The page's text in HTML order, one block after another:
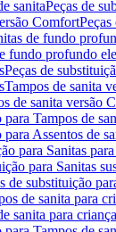
sanitaPeças de
Comfort
de fundo
fundo profundo
Peças de
Tampos de sanita
de sanita versão
Tampos de
Assentos de
para Sanitas
para Sanitas
de substituição
de sanita para
sanita para